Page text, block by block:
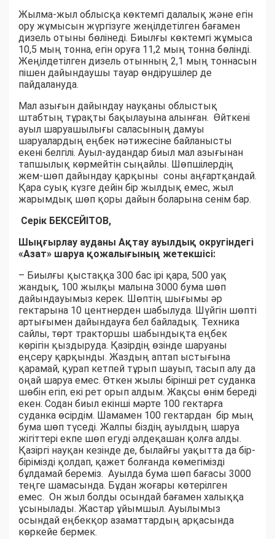
Жылма-жыл облысқа көктемгі далалық және егін
ору жұмысын жүргізуге жеңілдетілген бағамен
дизель отыны бөлінеді. Биылғы көктемгі жұмыса
10,5 мың тонна, егін оруға 11,2 мың тонна бөлінді.
Жеңілдетілген дизель отынның 2,1 мың тоннасын
пішен дайындаушы тауар өндірушілер де
пайдалануда.
Мал азығын дайындау науқаны облыстық
штабтың тұрақты бақылауына алынған. Өйткені
ауыл шаруашылығы саласының дамуы
шаруалардың еңбек нәтижесіне байланысты
екені белгілі. Ауыл-аудандар биыл мал азығынан
тапшылық көрмейтін сыңайлы. Шөпшілердің
жем-шөп дайындау қарқыны соны аңғартқандай.
Қара суық күзге дейін бір жылдық емес, жыл
жарымдық шөп қоры дайын боларына сенім бар.
Серік БЕКСЕЙІТОВ,
Шыңғырлау ауданы Ақтау ауылдық округіндегі
«Азат» шаруа қожалығының жетекшісі:
– Биылғы қыстаққа 300 бас ірі қара, 500 уақ
жандық, 100 жылқы малына 3000 бума шөп
дайындауымыз керек. Шөптің шығымы әр
гектарына 10 центнерден шабылуда. Шүйгін шөпті
артығымен дайындауға бел байладық. Техника
сайлы, төрт тракторшы шабындықта еңбек
көрігін қыздыруда. Қазірдің өзінде шаруаны
еңсеру қарқынды. Жаздың аптап ыстығына
қарамай, қурап кетпей тұрып шауып, тасып алу да
оңай шаруа емес. Өткен жылы бірінші рет суданка
шөбін егіп, екі рет орып алдым. Жақсы өнім береді
екен. Содан биыл екінші мәрте 100 гектарға
суданка өсірдім. Шамамен 100 гектардан бір мың
бума шөп түседі. Жалпы біздің ауылдың шаруа
жігіттері екпе шөп егуді әлдеқашан қолға алды.
Қазіргі науқан кезінде де, былайғы уақытта да бір-
бірімізді қолдап, қажет болғанда көмегімізді
бұлдамай береміз. Ауылда бума шөп бағасы 3000
теңге шамасында. Бұдан жоғары көтерілген
емес. Он жыл болды осындай бағамен халыққа
ұсынылады. Жастар ұйымшыл. Ауылымыз
осындай еңбекқор азаматтардың арқасында
көркейе бермек.